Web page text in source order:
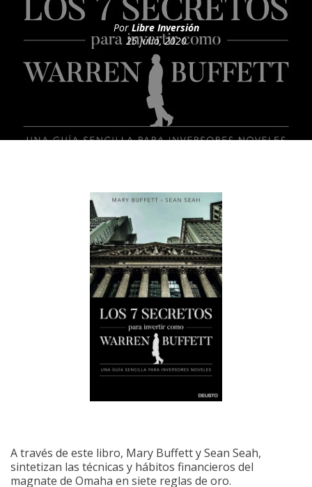
Por Libre Inversión
25 julio, 2020
A través de este libro, Mary Buffett y Sean Seah,
sintetizan las técnicas y hábitos financieros del
magnate de Omaha en siete reglas de oro.